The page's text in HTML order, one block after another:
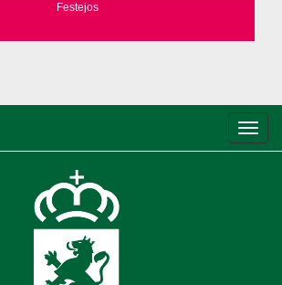
Festejos
de